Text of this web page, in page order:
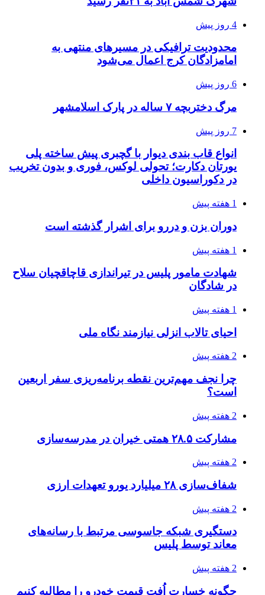
4 روز پیش
محدودیت ترافیکی در مسیرهای منتهی به
امامزادگان کرج اعمال می‌شود
6 روز پیش
مرگ دختربچه ۷ ساله در پارک اسلامشهر
7 روز پیش
انواع قاب بندی دیوار با گچبری پیش ساخته پلی
یورتان دکارت؛ تحولی لوکس، فوری و بدون تخریب
در دکوراسیون داخلی
1 هفته پیش
دوران بزن و دررو برای اشرار گذشته است
1 هفته پیش
شهادت مامور پلیس در تیراندازی قاچاقچیان سلاح
در شادگان
1 هفته پیش
احیای تالاب انزلی نیازمند نگاه ملی
2 هفته پیش
چرا نجف مهم‌ترین نقطه برنامه‌ریزی سفر اربعین
است؟
2 هفته پیش
مشارکت ۲۸.۵ همتی خیران در مدرسه‌سازی
2 هفته پیش
شفاف‌سازی ۲۸ میلیارد یورو تعهدات ارزی
2 هفته پیش
دستگیری شبکه جاسوسی مرتبط با رسانه‌های
معاند توسط پلیس
2 هفته پیش
چگونه خسارت اُفت قیمت خودرو را مطالبه کنیم